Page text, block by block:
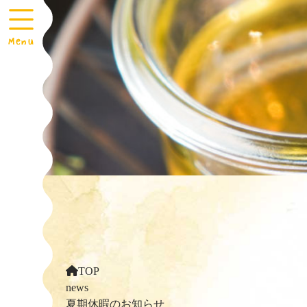
TOP
news
夏期休暇のお知らせ